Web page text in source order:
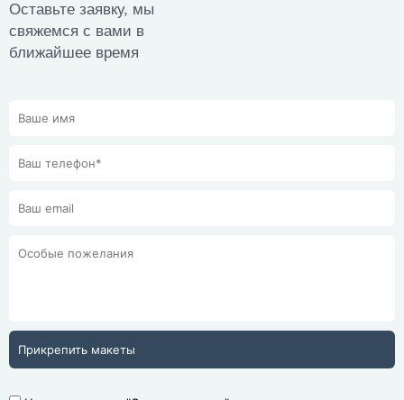
Оставьте заявку, мы
свяжемся с вами в
ближайшее время
Прикрепить макеты